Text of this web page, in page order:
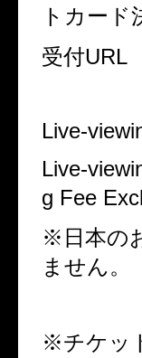
トカード
受付URL
Live-
Live-
g Fee
※日本の
ません。
※チケッ